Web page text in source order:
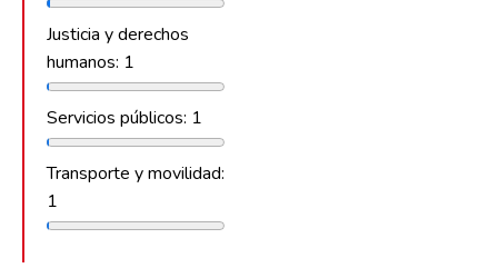
Justicia y derechos
humanos: 1
Servicios públicos: 1
Transporte y movilidad:
1